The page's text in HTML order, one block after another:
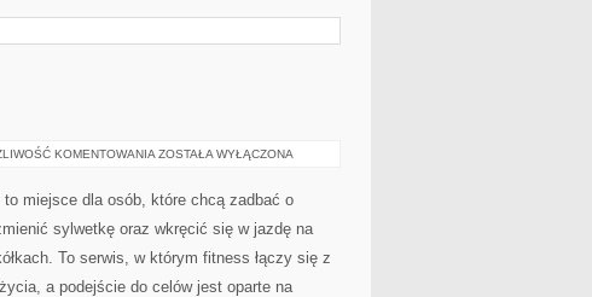
KOMENTOWANIA SIŁOWNIA
ZOSTAŁA WYŁĄCZONA
to miejsce dla osób, które chcą zadbać o
sylwetkę oraz wkręcić się w jazdę na
To serwis, w którym fitness łączy się z
a podejście do celów jest oparte na